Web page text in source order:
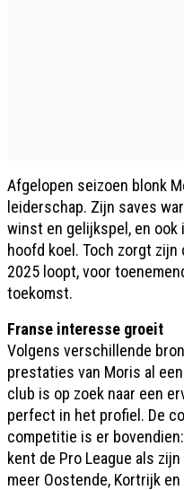
Afgelopen seizoen blonk
leiderschap. Zijn saves
winst en gelijkspel, en
hoofd koel. Toch zorgt
2025 loopt, voor
toekomst.
Franse interesse groeit
Volgens verschillende
prestaties van Moris al
club is op zoek naar een
perfect in het profiel. De
competitie is er
kent de Pro League als
meer Oostende, Kortrijk en